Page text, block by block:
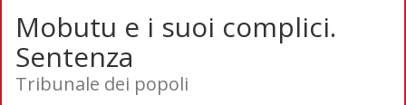
Mobutu e i suoi complici.
Sentenza
Tribunale dei popoli